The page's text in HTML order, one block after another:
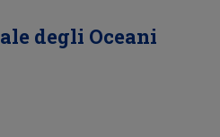
degli Oceani